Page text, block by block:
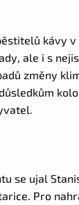
kávy
ale i s
změny
se ujal
Pro